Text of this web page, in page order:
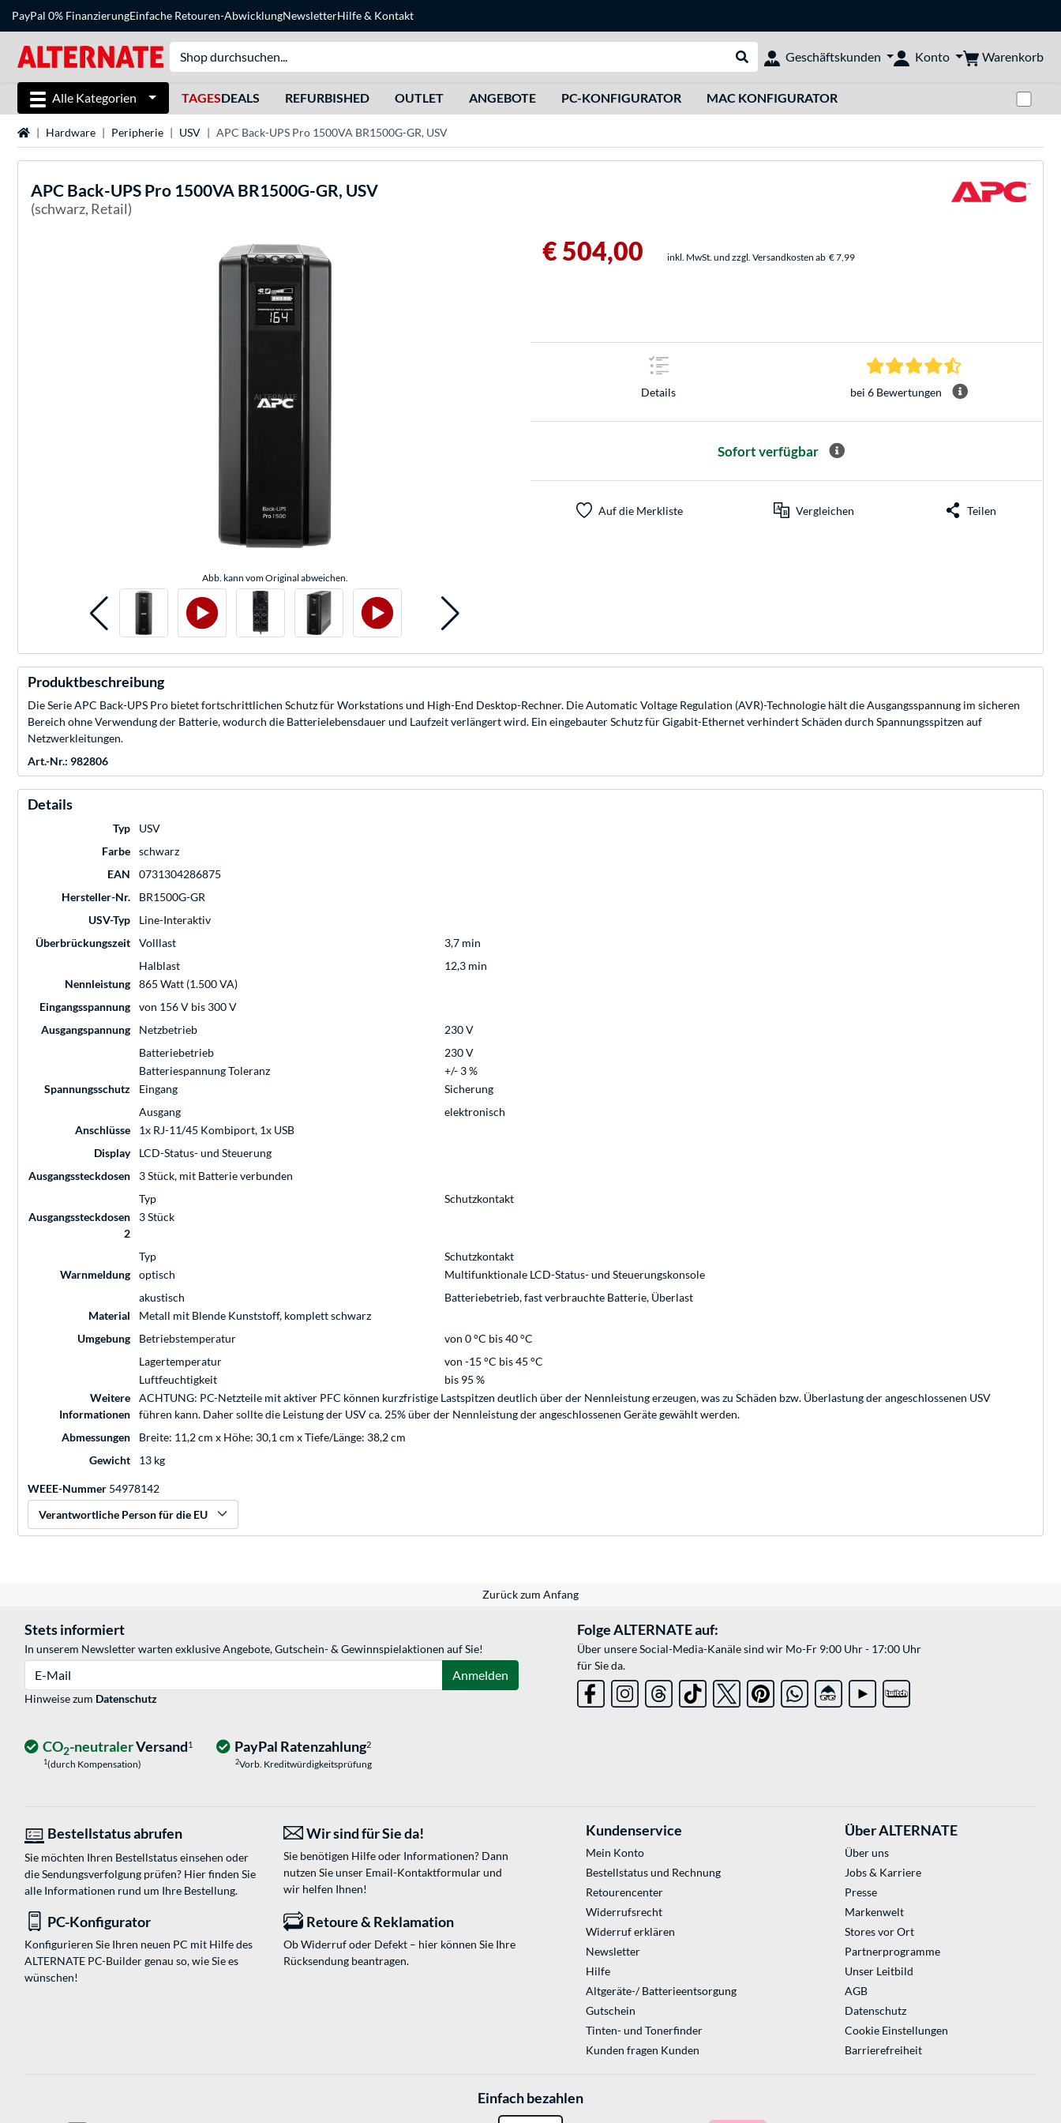
PayPal 0% FinanzierungEinfache Retouren-AbwicklungNewsletterHilfe& Kontakt
Suche durchführen
Geschäftskunden Konto Warenkorb
Alle Kategorien TAGESDEALS REFURBISHED OUTLET ANGEBOTE PC-KONFIGURATOR MAC KONFIGURATOR
StartseiteHardware Peripherie USV APC Back-UPS Pro 1500VA BR1500G-GR, USV
APC Back-UPS Pro 1500VA BR1500G-GR, USV
(schwarz, Retail)
Abb. kann vom Original abweichen.
€ 504,00 inkl. MwSt. und zzgl. Versandkosten ab € 7,99
Details
4.5 Sterne bei 6
bei 6 Bewertungen
Sofort verfügbar
Auf die Merkliste Vergleichen Teilen
Produktbeschreibung
Die Serie APC Back-UPS Pro bietet fortschrittlichen Schutz für Workstations und High-End Desktop-Rechner. Die Automatic Voltage Regulation (AVR)-Technologie hält die Ausgangsspannung im sicheren
Bereich ohne Verwendung der Batterie, wodurch die Batterielebensdauer und Laufzeit verlängert wird. Ein eingebauter Schutz für Gigabit-Ethernet verhindert Schäden durch Spannungsspitzen auf
Netzwerkleitungen.
Art.-Nr.: 982806
Details
Typ
USV
Farbe
schwarz
EAN
0731304286875
Hersteller-Nr.
BR1500G-GR
USV-Typ
Line-Interaktiv
Überbrückungszeit
Volllast
3,7 min
Halblast
12,3 min
Nennleistung
865 Watt (1.500 VA)
Eingangsspannung
von 156 V bis 300 V
Ausgangspannung
Netzbetrieb
230 V
Batteriebetrieb
230 V
Batteriespannung Toleranz
+/- 3 %
Spannungsschutz
Eingang
Sicherung
Ausgang
elektronisch
Anschlüsse
1x RJ-11/45 Kombiport, 1x USB
Display
LCD-Status- und Steuerung
Ausgangssteckdosen
3 Stück, mit Batterie verbunden
Typ
Schutzkontakt
Ausgangssteckdosen
2
3 Stück
Typ
Schutzkontakt
Warnmeldung
optisch
Multifunktionale LCD-Status- und Steuerungskonsole
akustisch
Batteriebetrieb, fast verbrauchte Batterie, Überlast
Material
Metall mit Blende Kunststoff, komplett schwarz
Umgebung
Betriebstemperatur
von 0 °C bis 40 °C
Lagertemperatur
von -15 °C bis 45 °C
Luftfeuchtigkeit
bis 95 %
Weitere
Informationen
ACHTUNG: PC-Netzteile mit aktiver PFC können kurzfristige Lastspitzen deutlich über der Nennleistung erzeugen, was zu Schäden bzw. Überlastung der angeschlossenen USV
führen kann. Daher sollte die Leistung der USV ca. 25% über der Nennleistung der angeschlossenen Geräte gewählt werden.
Abmessungen
Breite: 11,2 cm x Höhe: 30,1 cm x Tiefe/Länge: 38,2 cm
Gewicht
13 kg
WEEE-Nummer 54978142
Verantwortliche Person für die EU
Zurück zum Anfang
Stets informiert
In unserem Newsletter warten exklusive Angebote, Gutschein- & Gewinnspielaktionen auf Sie!
Anmelden
Hinweise zum Datenschutz
Folge ALTERNATE auf:
Über unsere Social-Media-Kanäle sind wir Mo-Fr 9:00 Uhr - 17:00 Uhr
für Sie da.
CO2-neutralerVersand1
1(durch Kompensation)
PayPal Ratenzahlung2
2Vorb. Kreditwürdigkeitsprüfung
Bestellstatus abrufen
Sie möchten Ihren Bestellstatus einsehen oder
die Sendungsverfolgung prüfen? Hier finden Sie
alle Informationen rund um Ihre Bestellung.
Wir sind für Sie da!
Sie benötigen Hilfe oder Informationen? Dann
nutzen Sie unser Email-Kontaktformularund
wir helfen Ihnen!
PC-Konfigurator
Konfigurieren Sie Ihren neuen PC mit Hilfe des
ALTERNATE PC-Builder genau so, wie Sie es
wünschen!
Retoure & Reklamation
Ob Widerruf oder Defekt – hier können Sie Ihre
Rücksendung beantragen.
Kundenservice
Mein Konto
Bestellstatus und Rechnung
Retourencenter
Widerrufsrecht
Widerruf erklären
Newsletter
Hilfe
Altgeräte-/ Batterieentsorgung
Gutschein
Tinten- und Tonerfinder
Kunden fragen Kunden
Über ALTERNATE
Über uns
Jobs & Karriere
Presse
Markenwelt
Stores vor Ort
Partnerprogramme
Unser Leitbild
AGB
Datenschutz
Cookie Einstellungen
Barrierefreiheit
Einfach bezahlen